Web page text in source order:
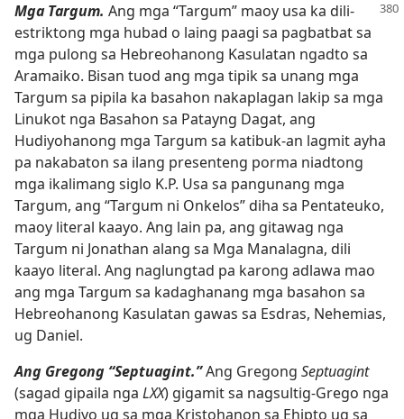
Mga Targum. Ang mga “Targum” maoy usa ka dili-
estriktong mga hubad o laing paagi sa pagbatbat sa
mga pulong sa Hebreohanong Kasulatan ngadto sa
Aramaiko. Bisan tuod ang mga tipik sa unang mga
Targum sa pipila ka basahon nakaplagan lakip sa mga
Linukot nga Basahon sa Patayng Dagat, ang
Hudiyohanong mga Targum sa katibuk-an lagmit ayha
pa nakabaton sa ilang presenteng porma niadtong
mga ikalimang siglo K.P. Usa sa pangunang mga
Targum, ang “Targum ni Onkelos” diha sa Pentateuko,
maoy literal kaayo. Ang lain pa, ang gitawag nga
Targum ni Jonathan alang sa Mga Manalagna, dili
kaayo literal. Ang naglungtad pa karong adlawa mao
ang mga Targum sa kadaghanang mga basahon sa
Hebreohanong Kasulatan gawas sa Esdras, Nehemias,
ug Daniel.
Ang Gregong “Septuagint.”Ang Gregong Septuagint
(sagad gipaila nga LXX) gigamit sa nagsultig-Grego nga
mga Hudiyo ug sa mga Kristohanon sa Ehipto ug sa